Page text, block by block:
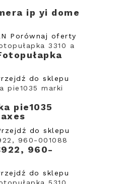
ip yi dome
Porównaj oferty
do sklepu
pie1035
do sklepu
960-
do sklepu